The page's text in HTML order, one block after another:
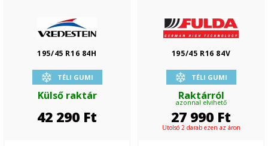
195/45 R16 84H
TÉLI GUMI
Külső raktár
42 290 Ft
195/45 R16 84V
TÉLI GUMI
Raktárról
azonnal elvihető
27 990 Ft
Utolsó 2 darab ezen az áron